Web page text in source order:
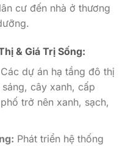
cư đến nhà ở thương
& Giá Trị Sống:
Các dự án hạ tầng đô thị
cây xanh, cấp
trở nên xanh, sạch,
Phát triển hệ thống